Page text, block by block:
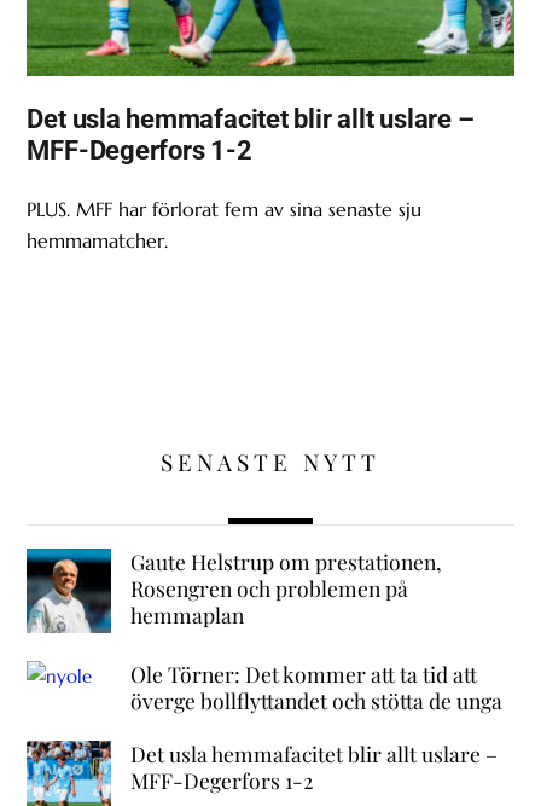
Det usla hemmafacitet blir allt uslare –
MFF-Degerfors 1-2
PLUS. MFF har förlorat fem av sina senaste sju
hemmamatcher.
SENASTE NYTT
Gaute Helstrup om prestationen,
Rosengren och problemen på
hemmaplan
Ole Törner: Det kommer att ta tid att
överge bollflyttandet och stötta de unga
Det usla hemmafacitet blir allt uslare –
MFF-Degerfors 1-2